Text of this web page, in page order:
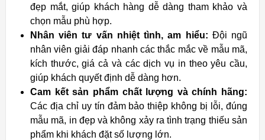
đẹp mắt, giúp khách hàng dễ dàng tham khảo và
chọn mẫu phù hợp.
Nhân viên tư vấn nhiệt tình, am hiểu: Đội ngũ
nhân viên giải đáp nhanh các thắc mắc về mẫu mã,
kích thước, giá cả và các dịch vụ in theo yêu cầu,
giúp khách quyết định dễ dàng hơn.
Cam kết sản phẩm chất lượng và chính hãng:
Các địa chỉ uy tín đảm bảo thiệp không bị lỗi, đúng
mẫu mã, in đẹp và không xảy ra tình trạng thiếu sản
phẩm khi khách đặt số lượng lớn.